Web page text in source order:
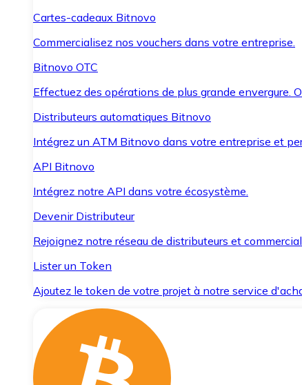
Cartes-cadeaux Bitnovo
Commercialisez nos vouchers dans votre entreprise.
Bitnovo OTC
Effectuez des opérations de plus grande
Distributeurs automatiques Bitnovo
Intégrez un ATM Bitnovo dans votre entreprise et
API Bitnovo
Intégrez notre API dans votre écosystème.
Devenir Distributeur
Rejoignez notre réseau de distributeurs et
Lister un Token
Ajoutez le token de votre projet à notre service